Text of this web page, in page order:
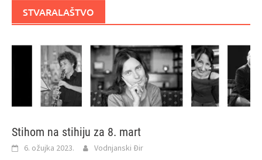
STVARALAŠTVO
Stihom na stihiju za 8. mart
6. ožujka 2023. Vodnjanski Đir